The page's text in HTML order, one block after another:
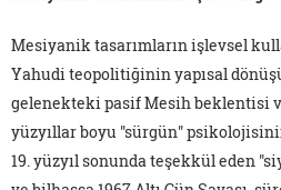
Mesiyanik tasarımların işlevsel
Yahudi teopolitiğinin yapısal
gelenekteki pasif Mesih beklentisi
yüzyıllar boyu "sürgün"
19. yüzyıl sonunda teşekkül eden